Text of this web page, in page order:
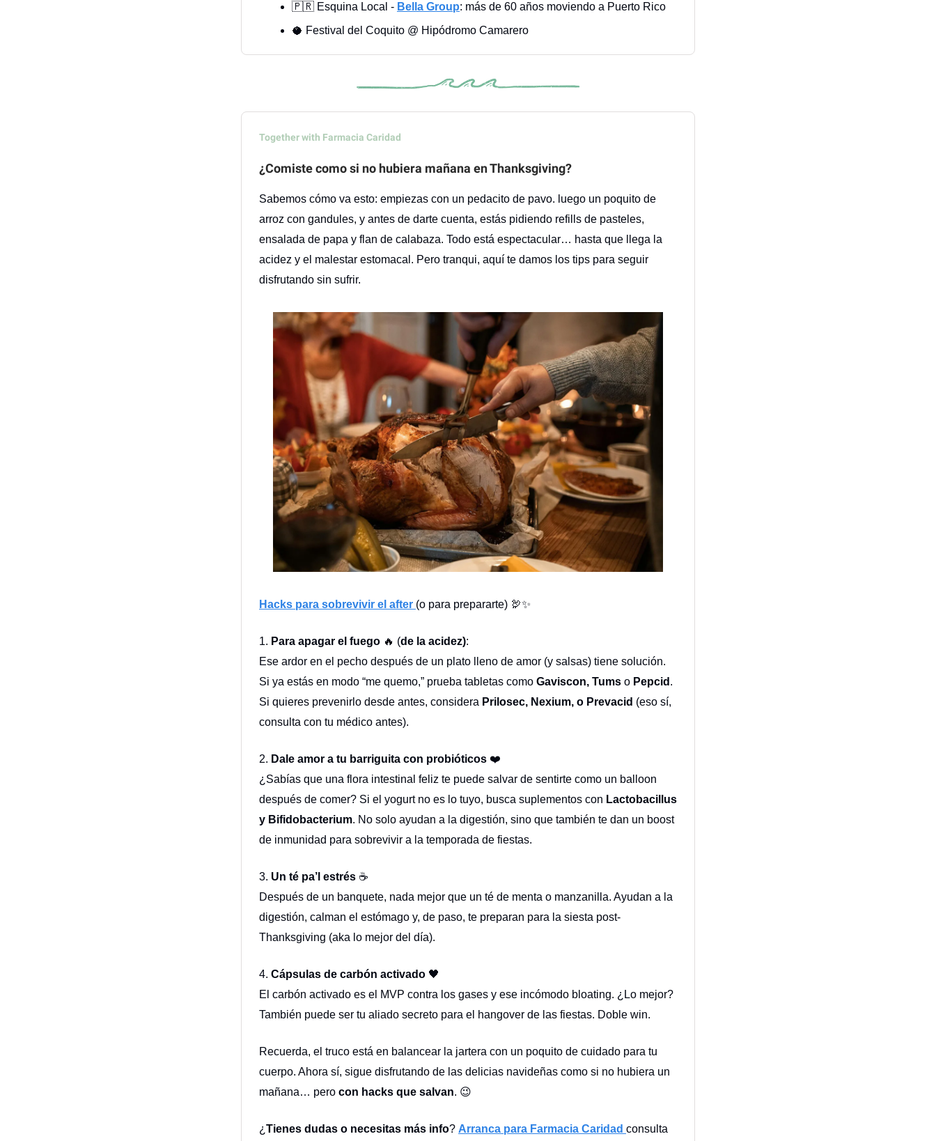
🇵🇷 Esquina Local - Bella Group: más de 60 años moviendo a Puerto Rico
🥥 Festival del Coquito @ Hipódromo Camarero
Together with Farmacia Caridad
¿Comiste como si no hubiera mañana en Thanksgiving?
Sabemos cómo va esto: empiezas con un pedacito de pavo. luego un poquito de
arroz con gandules, y antes de darte cuenta, estás pidiendo refills de pasteles,
ensalada de papa y flan de calabaza. Todo está espectacular… hasta que llega la
acidez y el malestar estomacal. Pero tranqui, aquí te damos los tips para seguir
disfrutando sin sufrir.
Hacks para sobrevivir el after (o para prepararte) 🦃✨
1. Para apagar el fuego 🔥 (de la acidez):
Ese ardor en el pecho después de un plato lleno de amor (y salsas) tiene solución.
Si ya estás en modo “me quemo,” prueba tabletas como Gaviscon, Tums o Pepcid .
Si quieres prevenirlo desde antes, considera Prilosec, Nexium, o Prevacid (eso sí,
consulta con tu médico antes).
2. Dale amor a tu barriguita con probióticos ❤️
¿Sabías que una flora intestinal feliz te puede salvar de sentirte como un balloon
después de comer? Si el yogurt no es lo tuyo, busca suplementos con Lactobacillus
y Bifidobacterium. No solo ayudan a la digestión, sino que también te dan un boost
de inmunidad para sobrevivir a la temporada de fiestas.
3. Un té pa’l estrés ☕
Después de un banquete, nada mejor que un té de menta o manzanilla. Ayudan a la
digestión, calman el estómago y, de paso, te preparan para la siesta post-
Thanksgiving (aka lo mejor del día).
4. Cápsulas de carbón activado 🖤
El carbón activado es el MVP contra los gases y ese incómodo bloating. ¿Lo mejor?
También puede ser tu aliado secreto para el hangover de las fiestas. Doble win.
Recuerda, el truco está en balancear la jartera con un poquito de cuidado para tu
cuerpo. Ahora sí, sigue disfrutando de las delicias navideñas como si no hubiera un
mañana… pero con hacks que salvan. 😉
¿ Tienes dudas o necesitas más info? Arranca para Farmacia Caridad consulta